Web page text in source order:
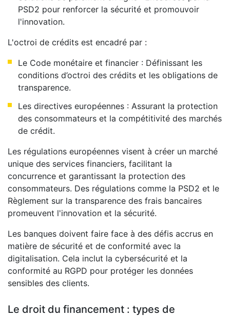
PSD2 pour renforcer la sécurité et promouvoir
l'innovation.
L'octroi de crédits est encadré par :
Le Code monétaire et financier : Définissant les
conditions d’octroi des crédits et les obligations de
transparence.
Les directives européennes : Assurant la protection
des consommateurs et la compétitivité des marchés
de crédit.
Les régulations européennes visent à créer un marché
unique des services financiers, facilitant la
concurrence et garantissant la protection des
consommateurs. Des régulations comme la PSD2 et le
Règlement sur la transparence des frais bancaires
promeuvent l'innovation et la sécurité.
Les banques doivent faire face à des défis accrus en
matière de sécurité et de conformité avec la
digitalisation. Cela inclut la cybersécurité et la
conformité au RGPD pour protéger les données
sensibles des clients.
Le droit du financement : types de